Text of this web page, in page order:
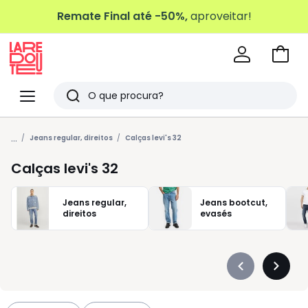
Remate Final até -50%,aproveitar!
Menu
Redoute
Pesquisar
Últimos
artigos
vistos
Ir
... Jeans regular, direitos Calças levi's 32
Calças levi's 32
Jeans regular,
direitos
Jeans bootcut,
evasés
Précédent